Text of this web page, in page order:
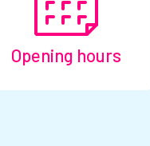
Opening hours